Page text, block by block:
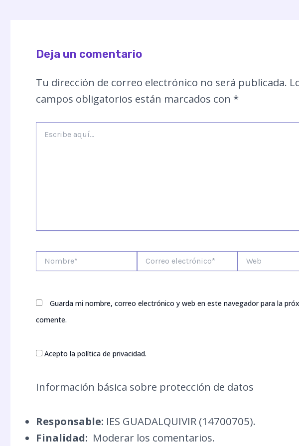
Deja un comentario
Tu dirección de correo electrónico no será publicada.
campos obligatorios están marcados con *
aquí...
electrónico*
Guarda mi nombre, correo electrónico y web en este navegador para la
comente.
Acepto la política de privacidad.
Información básica sobre protección de datos
Responsable: IES GUADALQUIVIR (14700705).
Finalidad: Moderar los comentarios.